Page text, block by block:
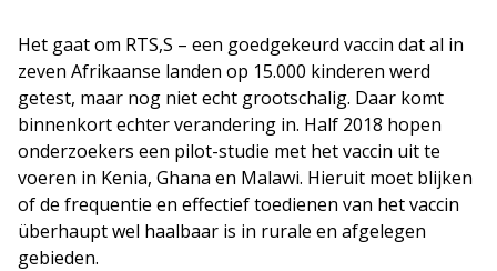
Het gaat om RTS,S – een goedgekeurd vaccin dat al in
zeven Afrikaanse landen op 15.000 kinderen werd
getest, maar nog niet echt grootschalig. Daar komt
binnenkort echter verandering in. Half 2018 hopen
onderzoekers een pilot-studie met het vaccin uit te
voeren in Kenia, Ghana en Malawi. Hieruit moet blijken
of de frequentie en effectief toedienen van het vaccin
überhaupt wel haalbaar is in rurale en afgelegen
gebieden.